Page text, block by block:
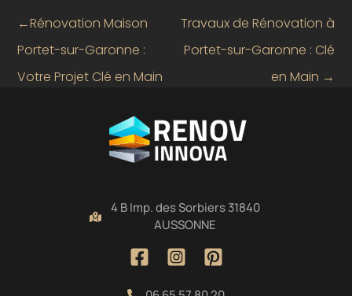
←Rénovation Maison
Portet-sur-Garonne :
Votre Projet Clé en Main
Travaux de Rénovation à
Portet-sur-Garonne : Clé
en Main →
4 B Imp. des Sorbiers 31840
AUSSONNE